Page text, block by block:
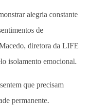
alegria constante
de
diretora da LIFE
isolamento emocional.
que precisam
permanente.